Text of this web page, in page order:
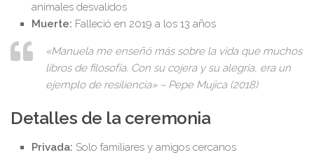
animales desvalidos
Muerte: Falleció en 2019 a los 13 años
«Manuela me enseñó más sobre la vida que muchos
libros de filosofía. Con su cojera y su alegría, era un
ejemplo de resiliencia»– Pepe Mujica (2018)
Detalles de la ceremonia
Privada: Solo familiares y amigos cercanos